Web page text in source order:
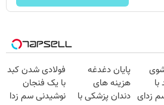
زدای
پایان دغدغه
هزینه های
دندان پزشکی با
فولادی شدن کبد
با یک فنجان
نوشیدنی سم زدا